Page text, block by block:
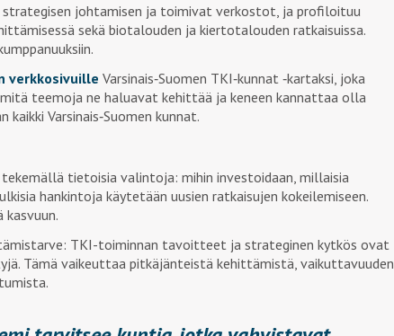
johtamisen ja toimivat verkostot, ja profiloituu
sekä biotalouden ja kiertotalouden ratkaisuissa.
verkkosivuille Varsinais‑Suomen TKI‑kunnat ‑kartaksi, joka
teemoja ne haluavat kehittää ja keneen kannattaa olla
Varsinais‑Suomen kunnat.
tietoisia valintoja: mihin investoidaan, millaisia
hankintoja käytetään uusien ratkaisujen kokeilemiseen.
TKI-toiminnan tavoitteet ja strateginen kytkös ovat
Tämä vaikeuttaa pitkäjänteistä kehittämistä, vaikuttavuuden